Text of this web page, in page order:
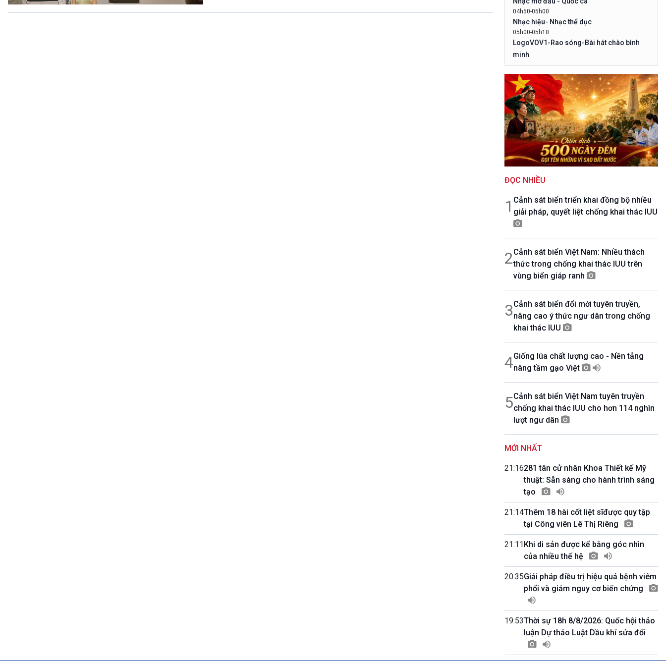
360 độ Sức khỏe
Kết nối công nghệ
10 phút Sự kiện - Luận bàn
Câu chuyện thời sự
Dòng chảy sự kiện
Đối thoại
Chuyện đêm
04h50-05h00
Nhạc hiệu- Nhạc thể dục
05h00-05h10
LogoVOV1-Rao sóng-Bài hát chào bình
minh
05h10-05h20
Bản tin đầu ngày-Thời tiết
05h20-05h50
Mùa vàng (Chuyên đề cuối tuần)
05h50-05h59
Quảng cáo
05h59-06h00
Nhạc Top- Báo giờ
06h00-06h28
Thời sự sáng (trực tiếp)
Quảng cáo
Quân đội nhân dân
07h00-08h30
Theo dòng thời sự
08h55-09h00
Chương trình đệm
09h00-10h00
Chuyên gia của bạn (Phát lại thứ Tư)
10h30-11h00
Vì an ninh Tổ quốc
11h05-11h10
Quảng cáo
11h25-11h30
Chương trình đệm
11h30-11h35
Kết nối 54 (phát lại Thứ Tư)
Quảng cáo
11h59-12h00
Báo giờ
12h00-12h57
Thời sự trưa (trực tiếp)
12h57-13h00
Quảng cáo
13h00-13h30
Câu lạc bộ Âm nhạc
Sống chung với biến đổi khí hậu (Phát lại
Thứ Năm)
13h45-14h00
14h00-15h00
Ca nhạc Chào Năm mới (Phát lại)
15h00-15h15
Bản tin Thời sự
15h15-15h20
ĐỌC NHIỀU
1 Cảnh sát biển triển khai đồng bộ nhiều
giải pháp, quyết liệt chống khai thác IUU
2Cảnh sát biển Việt Nam: Nhiều thách
thức trong chống khai thác IUU trên
vùng biển giáp ranh
3Cảnh sát biển đổi mới tuyên truyền,
nâng cao ý thức ngư dân trong chống
khai thác IUU
4Giống lúa chất lượng cao - Nền tảng
nâng tầm gạo Việt
5Cảnh sát biển Việt Nam tuyên truyền
chống khai thác IUU cho hơn 114 nghìn
lượt ngư dân
MỚI NHẤT
21:16281 tân cử nhân Khoa Thiết kế Mỹ
thuật: Sẵn sàng cho hành trình sáng
tạo
21:14Thêm 18 hài cốt liệt sĩđược quy tập
tại Công viên Lê Thị Riêng
21:11Khi di sản được kể bằng góc nhìn
của nhiều thế hệ
20:35Giải pháp điều trị hiệu quả bệnh viêm
phổi và giảm nguy cơ biến chứng
19:53Thời sự 18h 8/8/2026: Quốc hội thảo
luận Dự thảo Luật Dầu khí sửa đổi